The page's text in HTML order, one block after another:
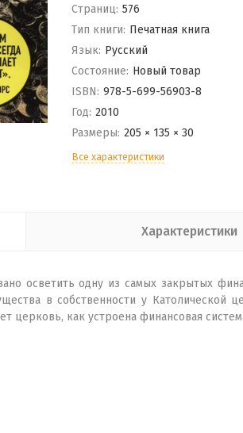
Cтраниц: 576
Тип книги: Печатная книга
Язык: Русский
Состояние: Новый товар
ISBN: 978-5-699-56903-8
Год: 2010
Размеры: 205 × 135 × 30
Все характеристики
Характеристики
осветить одну из самых закрытых
в собственности у Католической
церковь, как устроена финансовая